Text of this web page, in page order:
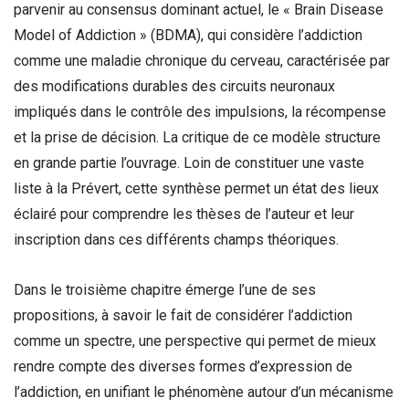
parvenir au consensus dominant actuel, le « Brain Disease
Model of Addiction » (BDMA), qui considère l’addiction
comme une maladie chronique du cerveau, caractérisée par
des modifications durables des circuits neuronaux
impliqués dans le contrôle des impulsions, la récompense
et la prise de décision. La critique de ce modèle structure
en grande partie l’ouvrage. Loin de constituer une vaste
liste à la Prévert, cette synthèse permet un état des lieux
éclairé pour comprendre les thèses de l’auteur et leur
inscription dans ces différents champs théoriques.
Dans le troisième chapitre émerge l’une de ses
propositions, à savoir le fait de considérer l’addiction
comme un spectre, une perspective qui permet de mieux
rendre compte des diverses formes d’expression de
l’addiction, en unifiant le phénomène autour d’un mécanisme